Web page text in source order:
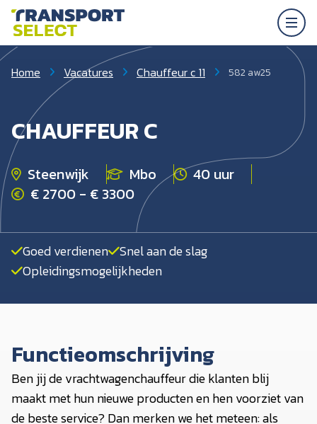
Home Vacatures Chauffeur c 11 582 aw25
CHAUFFEUR C
Steenwijk Mbo
40 uur
€ 2700 - € 3300
Goed verdienen Snel aan de slag
Opleidingsmogelijkheden
Functieomschrijving
Ben jij de vrachtwagenchauffeur die klanten blij
maakt met hun nieuwe producten en hen voorziet van
de beste service? Dan merken we het meteen: als